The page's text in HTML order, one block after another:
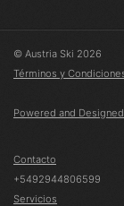
© Austria Ski 2026
Términos y
Powered and
Contacto
+5492944806599
Servicios